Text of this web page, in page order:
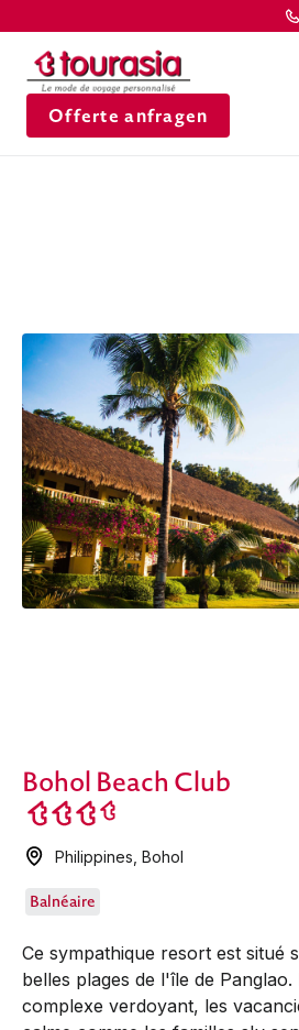
Offerte anfragen
Bohol Beach Club
Philippines ,Bohol
Balnéaire
Ce sympathique resort est situé
belles plages de l'île de Panglao.
complexe verdoyant, les